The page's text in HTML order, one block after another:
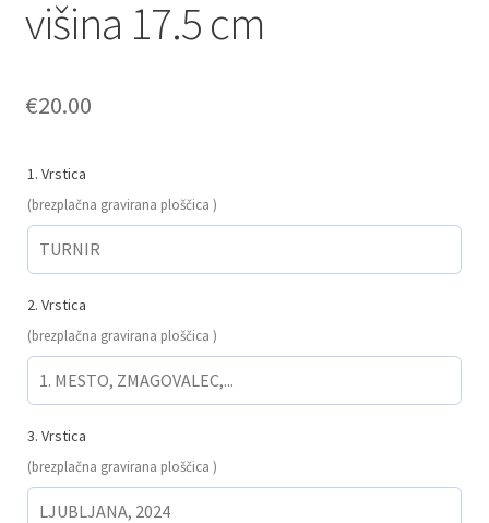
višina 17.5 cm
€20.00
1. Vrstica
(brezplačna gravirana ploščica )
2. Vrstica
(brezplačna gravirana ploščica )
3. Vrstica
(brezplačna gravirana ploščica )